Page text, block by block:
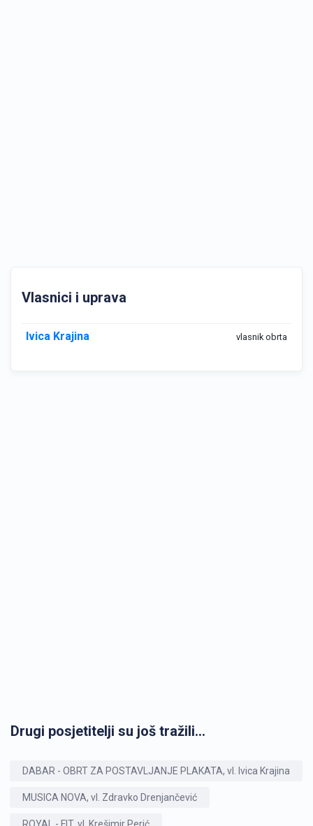
Vlasnici i uprava
Ivica Krajina vlasnik obrta
Drugi posjetitelji su još tražili...
DABAR - OBRT ZA POSTAVLJANJE PLAKATA, vl. Ivica Krajina
MUSICA NOVA, vl. Zdravko Drenjančević